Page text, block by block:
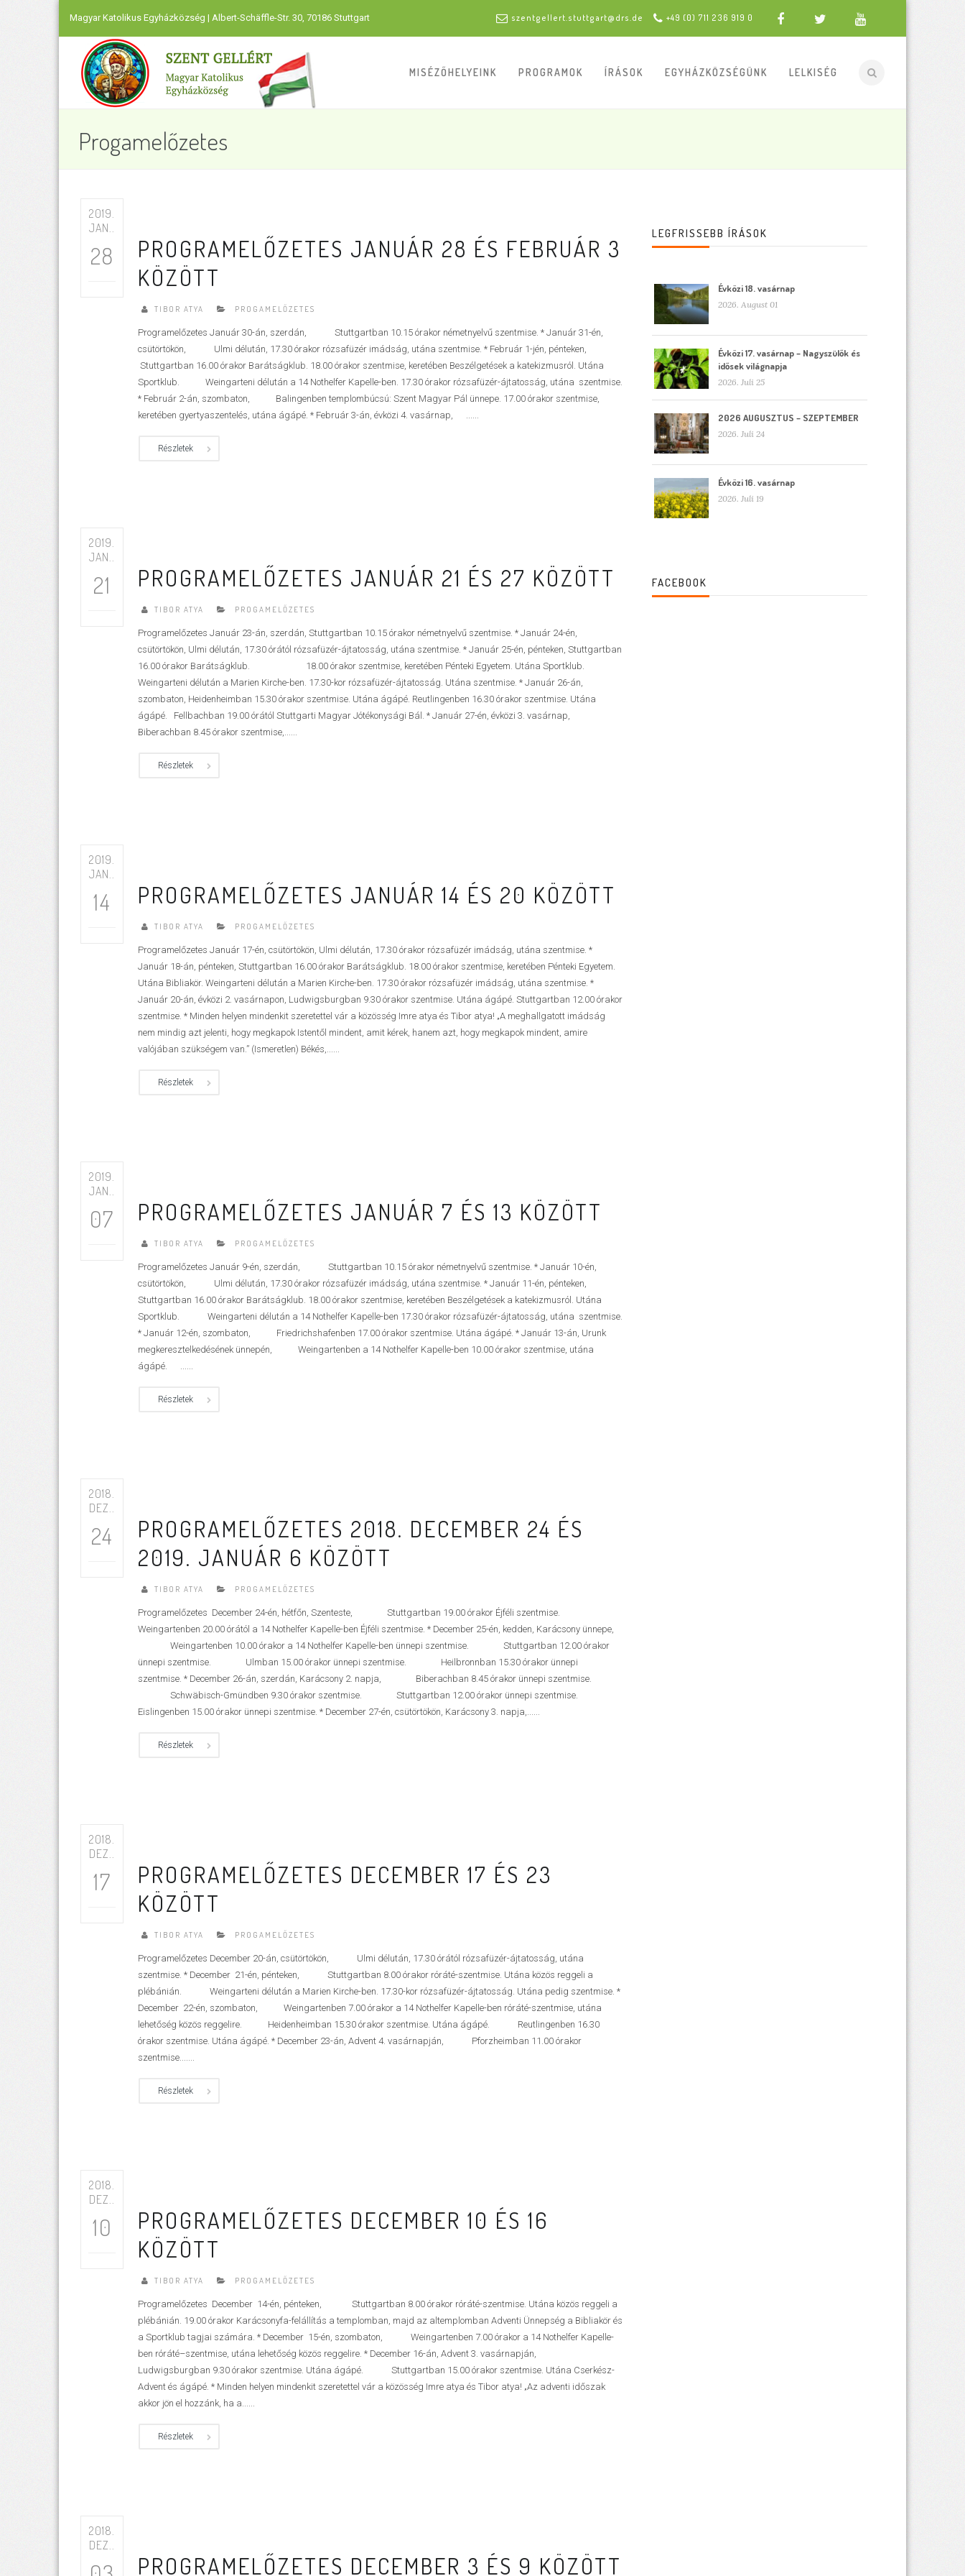
Magyar Katolikus Egyházközség | Albert-Schäffle-Str. 30, 70186 Stuttgart szentgellert.stuttgart@drs.de +49 (0) 711 236 919 0
MISÉZŐHELYEINK PROGRAMOK ÍRÁSOK EGYHÁZKÖZSÉGÜNK LELKISÉG
Progamelőzetes
2019.
JAN..
28
PROGRAMELŐZETES JANUÁR 28 ÉS FEBRUÁR 3
KÖZÖTT
TIBOR ATYA PROGAMELŐZETES
Programelőzetes Január 30-án, szerdán, Stuttgartban 10.15 órakor németnyelvű szentmise. * Január 31-én,
csütörtökön, Ulmi délután, 17.30 órakor rózsafüzér imádság, utána szentmise. * Február 1-jén, pénteken,
Stuttgartban 16.00 órakor Barátságklub. 18.00 órakor szentmise, keretében Beszélgetések a katekizmusról. Utána
Sportklub. Weingarteni délután a 14 Nothelfer Kapelle-ben. 17.30 órakor rózsafüzér-ájtatosság, utána szentmise.
* Február 2-án, szombaton, Balingenben templombúcsú: Szent Magyar Pál ünnepe. 17.00 órakor szentmise,
keretében gyertyaszentelés, utána ágápé. * Február 3-án, évközi 4. vasárnap, ......
Részletek
2019.
JAN..
21 PROGRAMELŐZETES JANUÁR 21 ÉS 27 KÖZÖTT
TIBOR ATYA PROGAMELŐZETES
Programelőzetes Január 23-án, szerdán, Stuttgartban 10.15 órakor németnyelvű szentmise. * Január 24-én,
csütörtökön, Ulmi délután, 17.30 órától rózsafüzér-ájtatosság, utána szentmise. * Január 25-én, pénteken, Stuttgartban
16.00 órakor Barátságklub. 18.00 órakor szentmise, keretében Pénteki Egyetem. Utána Sportklub.
Weingarteni délután a Marien Kirche-ben. 17.30-kor rózsafüzér-ájtatosság. Utána szentmise. * Január 26-án,
szombaton, Heidenheimban 15.30 órakor szentmise. Utána ágápé. Reutlingenben 16.30 órakor szentmise. Utána
ágápé. Fellbachban 19.00 órától Stuttgarti Magyar Jótékonysági Bál. * Január 27-én, évközi 3. vasárnap,
Biberachban 8.45 órakor szentmise,......
Részletek
2019.
JAN..
14 PROGRAMELŐZETES JANUÁR 14 ÉS 20 KÖZÖTT
TIBOR ATYA PROGAMELŐZETES
Programelőzetes Január 17-én, csütörtökön, Ulmi délután, 17.30 órakor rózsafüzér imádság, utána szentmise. *
Január 18-án, pénteken, Stuttgartban 16.00 órakor Barátságklub. 18.00 órakor szentmise, keretében Pénteki Egyetem.
Utána Bibliakör. Weingarteni délután a Marien Kirche-ben. 17.30 órakor rózsafüzér imádság, utána szentmise. *
Január 20-án, évközi 2. vasárnapon, Ludwigsburgban 9.30 órakor szentmise. Utána ágápé. Stuttgartban 12.00 órakor
szentmise. * Minden helyen mindenkit szeretettel vár a közösség Imre atya és Tibor atya! „A meghallgatott imádság
nem mindig azt jelenti, hogy megkapok Istentől mindent, amit kérek, hanem azt, hogy megkapok mindent, amire
valójában szükségem van.” (Ismeretlen) Békés,......
Részletek
2019.
JAN..
07 PROGRAMELŐZETES JANUÁR 7 ÉS 13 KÖZÖTT
TIBOR ATYA PROGAMELŐZETES
Programelőzetes Január 9-én, szerdán, Stuttgartban 10.15 órakor németnyelvű szentmise. * Január 10-én,
csütörtökön, Ulmi délután, 17.30 órakor rózsafüzér imádság, utána szentmise. * Január 11-én, pénteken,
Stuttgartban 16.00 órakor Barátságklub. 18.00 órakor szentmise, keretében Beszélgetések a katekizmusról. Utána
Sportklub. Weingarteni délután a 14 Nothelfer Kapelle-ben 17.30 órakor rózsafüzér-ájtatosság, utána szentmise.
* Január 12-én, szombaton, Friedrichshafenben 17.00 órakor szentmise. Utána ágápé. * Január 13-án, Urunk
megkeresztelkedésének ünnepén, Weingartenben a 14 Nothelfer Kapelle-ben 10.00 órakor szentmise, utána
ágápé. ......
Részletek
2018.
DEZ..
24
PROGRAMELŐZETES 2018. DECEMBER 24 ÉS
2019. JANUÁR 6 KÖZÖTT
TIBOR ATYA PROGAMELŐZETES
Programelőzetes December 24-én, hétfőn, Szenteste, Stuttgartban 19.00 órakor Éjféli szentmise.
Weingartenben 20.00 órától a 14 Nothelfer Kapelle-ben Éjféli szentmise. * December 25-én, kedden, Karácsony ünnepe,
Weingartenben 10.00 órakor a 14 Nothelfer Kapelle-ben ünnepi szentmise. Stuttgartban 12.00 órakor
ünnepi szentmise. Ulmban 15.00 órakor ünnepi szentmise. Heilbronnban 15.30 órakor ünnepi
szentmise. * December 26-án, szerdán, Karácsony 2. napja, Biberachban 8.45 órakor ünnepi szentmise.
Schwäbisch-Gmündben 9.30 órakor szentmise. Stuttgartban 12.00 órakor ünnepi szentmise.
Eislingenben 15.00 órakor ünnepi szentmise. * December 27-én, csütörtökön, Karácsony 3. napja,......
Részletek
2018.
DEZ..
17
PROGRAMELŐZETES DECEMBER 17 ÉS 23
KÖZÖTT
TIBOR ATYA PROGAMELŐZETES
Programelőzetes December 20-án, csütörtökön, Ulmi délután, 17.30 órától rózsafüzér-ájtatosság, utána
szentmise. * December 21-én, pénteken, Stuttgartban 8.00 órakor róráté-szentmise. Utána közös reggeli a
plébánián. Weingarteni délután a Marien Kirche-ben. 17.30-kor rózsafüzér-ájtatosság. Utána pedig szentmise. *
December 22-én, szombaton, Weingartenben 7.00 órakor a 14 Nothelfer Kapelle-ben róráté-szentmise, utána
lehetőség közös reggelire. Heidenheimban 15.30 órakor szentmise. Utána ágápé. Reutlingenben 16.30
órakor szentmise. Utána ágápé. * December 23-án, Advent 4. vasárnapján, Pforzheimban 11.00 órakor
szentmise.......
Részletek
2018.
DEZ..
10
PROGRAMELŐZETES DECEMBER 10 ÉS 16
KÖZÖTT
TIBOR ATYA PROGAMELŐZETES
Programelőzetes December 14-én, pénteken, Stuttgartban 8.00 órakor róráté-szentmise. Utána közös reggeli a
plébánián. 19.00 órakor Karácsonyfa-felállítás a templomban, majd az altemplomban Adventi Ünnepség a Bibliakör és
a Sportklub tagjai számára. * December 15-én, szombaton, Weingartenben 7.00 órakor a 14 Nothelfer Kapelle-
ben róráté–szentmise, utána lehetőség közös reggelire. * December 16-án, Advent 3. vasárnapján,
Ludwigsburgban 9.30 órakor szentmise. Utána ágápé. Stuttgartban 15.00 órakor szentmise. Utána Cserkész-
Advent és ágápé. * Minden helyen mindenkit szeretettel vár a közösség Imre atya és Tibor atya! „Az adventi időszak
akkor jön el hozzánk, ha a......
Részletek
2018.
DEZ..
PROGRAMELŐZETES DECEMBER 3 ÉS 9 KÖZÖTT
LEGFRISSEBB ÍRÁSOK
Évközi 18. vasárnap
2026. August 01
Évközi 17. vasárnap – Nagyszülők és
idősek világnapja
2026. Juli 25
2026 AUGUSZTUS – SZEPTEMBER
2026. Juli 24
Évközi 16. vasárnap
2026. Juli 19
FACEBOOK